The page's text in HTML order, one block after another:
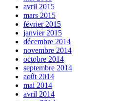
avril 2015
mars 2015
février 2015
janvier 2015
décembre 2014
novembre 2014
octobre 2014
septembre 2014
août 2014
mai 2014
avril 2014